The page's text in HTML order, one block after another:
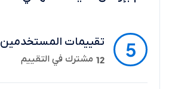
5 تقييمات المستخدمين
12 مشترك في التقييم